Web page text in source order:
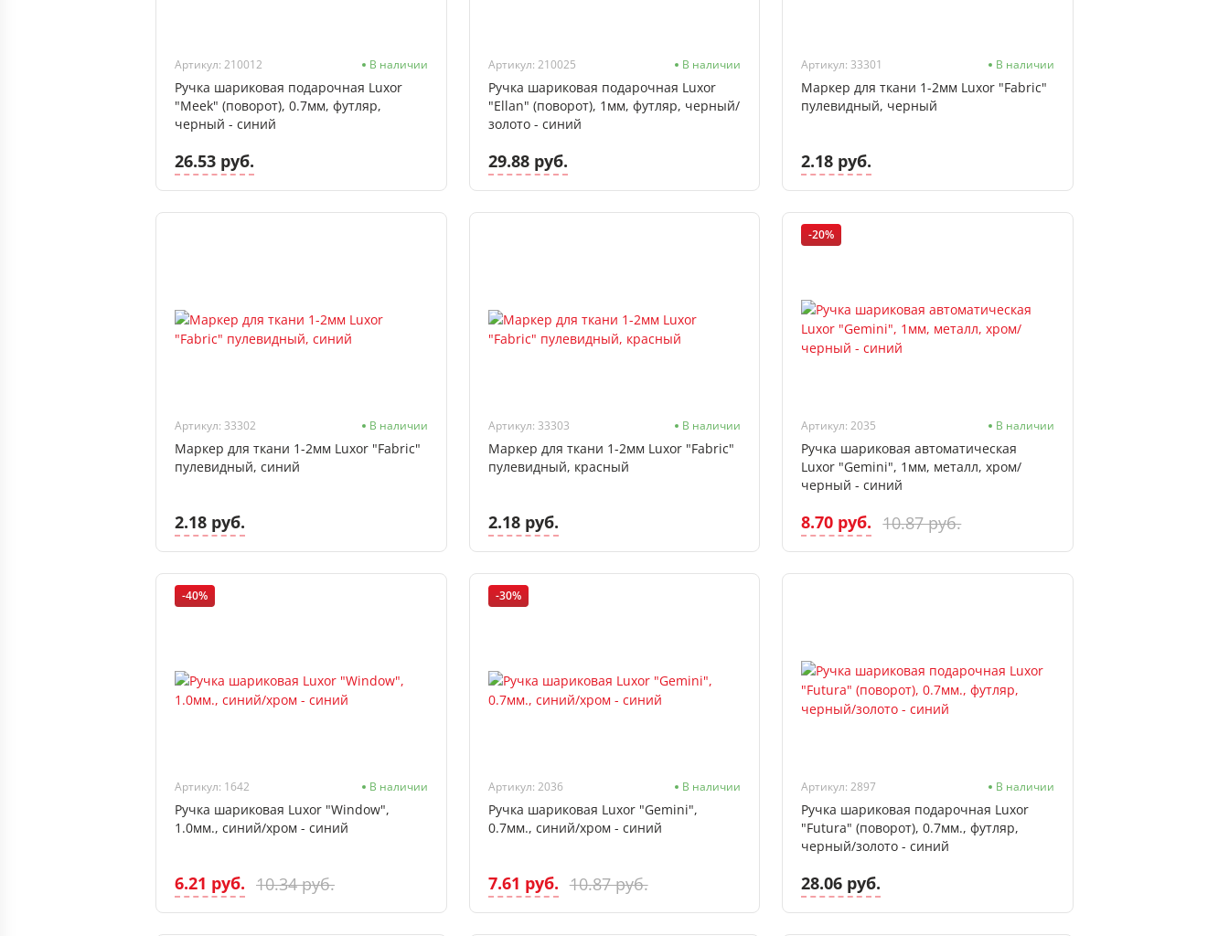
Артикул: 210012 В наличии
Ручка шариковая подарочная Luxor
"Meek" (поворот), 0.7мм, футляр,
черный - синий
26.53 руб.
Артикул: 210025 В наличии
Ручка шариковая подарочная Luxor
"Ellan" (поворот), 1мм, футляр, черный/
золото - синий
29.88 руб.
Артикул: 33301 В наличии
Маркер для ткани 1-2мм Luxor "Fabric"
пулевидный, черный
2.18 руб.
Артикул: 33302 В наличии
Маркер для ткани 1-2мм Luxor "Fabric"
пулевидный, синий
2.18 руб.
Артикул: 33303 В наличии
Маркер для ткани 1-2мм Luxor "Fabric"
пулевидный, красный
2.18 руб.
-20%
Артикул: 2035 В наличии
Ручка шариковая автоматическая
Luxor "Gemini", 1мм, металл, хром/
черный - синий
8.70 руб. 10.87 руб.
-40%
Артикул: 1642 В наличии
Ручка шариковая Luxor "Window",
1.0мм., синий/хром - синий
6.21 руб. 10.34 руб.
-30%
Артикул: 2036 В наличии
Ручка шариковая Luxor "Gemini",
0.7мм., синий/хром - синий
7.61 руб. 10.87 руб.
Артикул: 2897 В наличии
Ручка шариковая подарочная Luxor
"Futura" (поворот), 0.7мм., футляр,
черный/золото - синий
28.06 руб.